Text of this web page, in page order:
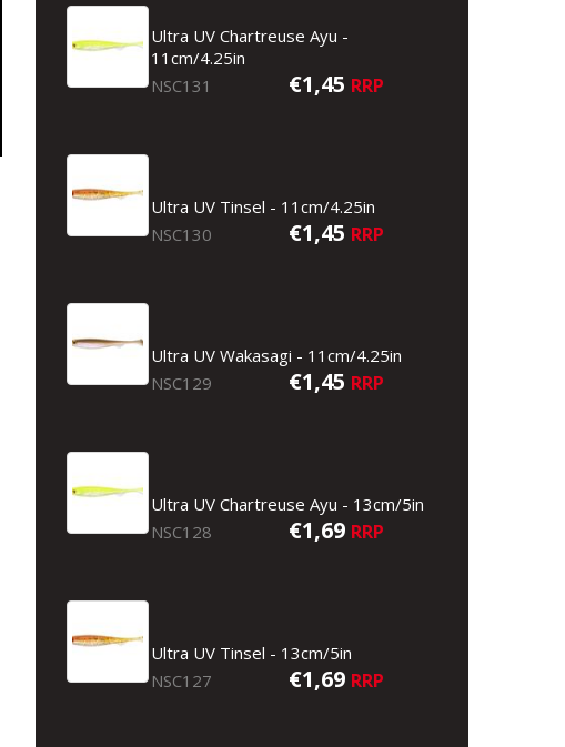
Ultra UV Chartreuse Ayu -
11cm/4.25in
NSC131
€1,45 RRP
Ultra UV Tinsel - 11cm/4.25in
NSC130
€1,45 RRP
Ultra UV Wakasagi - 11cm/4.25in
NSC129
€1,45 RRP
Ultra UV Chartreuse Ayu - 13cm/5in
NSC128
€1,69 RRP
Ultra UV Tinsel - 13cm/5in
NSC127
€1,69 RRP